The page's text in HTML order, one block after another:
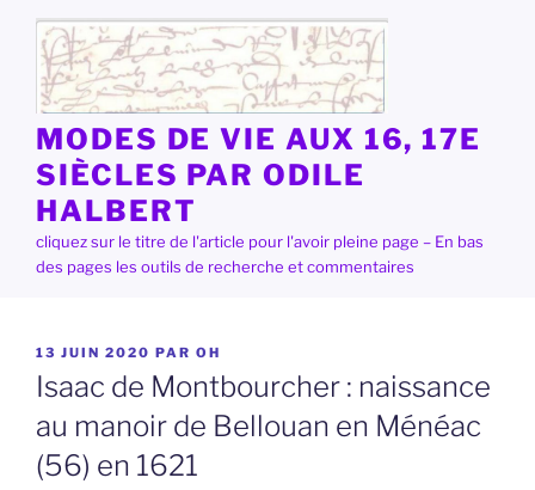
contenu
principal
MODES DE VIE AUX 16, 17E
SIÈCLES PAR ODILE
HALBERT
cliquez sur le titre de l'article pour l'avoir pleine page – En bas
des pages les outils de recherche et commentaires
PUBLIÉ
LE
13 JUIN 2020 PAR OH
Isaac de Montbourcher : naissance
au manoir de Bellouan en Ménéac
(56) en 1621